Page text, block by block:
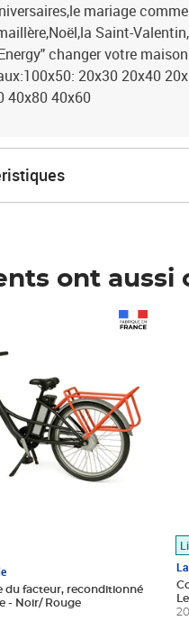
mariage
Saint-
changer votre
20x30 20x40
40x80 40x60
ont aussi
du facteur, reconditionné
- Noir/ Rouge